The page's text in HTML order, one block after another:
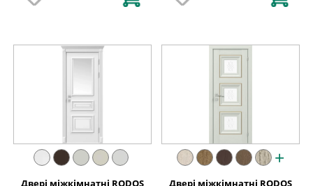
Двері міжкімнатні RODOS
+
Двері міжкімнатні RODOS